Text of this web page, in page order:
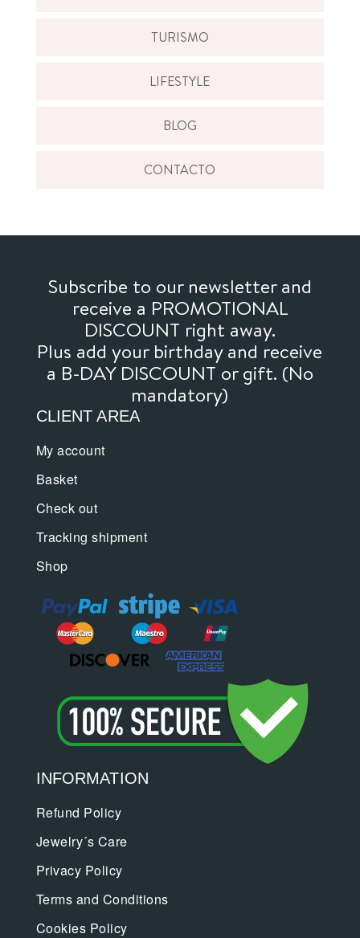
TURISMO
LIFESTYLE
BLOG
CONTACTO
Subscribe to our newsletter and
receive a PROMOTIONAL
DISCOUNT right away.
Plus add your birthday and receive
a B-DAY DISCOUNT or gift. (No
mandatory)
CLIENT AREA
My account
Basket
Check out
Tracking shipment
Shop
INFORMATION
Refund Policy
Jewelry´s Care
Privacy Policy
Terms and Conditions
Cookies Policy